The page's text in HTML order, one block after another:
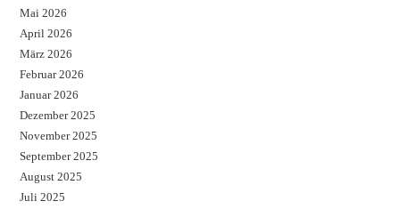
Mai 2026
April 2026
März 2026
Februar 2026
Januar 2026
Dezember 2025
November 2025
September 2025
August 2025
Juli 2025